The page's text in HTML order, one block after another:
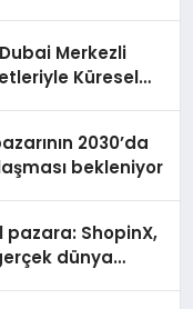
Merkezli
Küresel
2030’da
bekleniyor
pazara: ShopinX,
dünya